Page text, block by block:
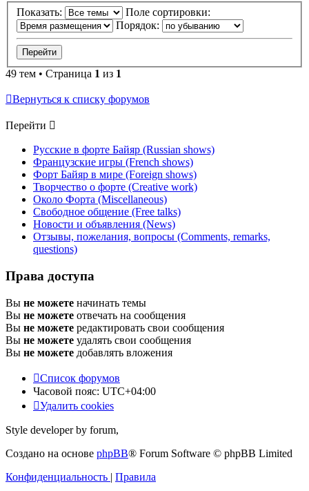
Показать:
Поле сортировки:
Порядок:
49 тем • Страница 1 из 1
Вернуться к списку форумов
Перейти
Русские в форте Байяр (Russian shows)
Французские игры (French shows)
Форт Байяр в мире (Foreign shows)
Творчество о форте (Creative work)
Около Форта (Miscellaneous)
Свободное общение (Free talks)
Новости и объявления (News)
Отзывы, пожелания, вопросы (Comments, remarks,
questions)
Права доступа
Вы не можете начинать темы
Вы не можете отвечать на сообщения
Вы не можете редактировать свои сообщения
Вы не можете удалять свои сообщения
Вы не можете добавлять вложения
Список форумов
Часовой пояс: UTC+04:00
Удалить cookies
Style developer by forum,
Создано на основе phpBB® Forum Software © phpBB Limited
Конфиденциальность | Правила